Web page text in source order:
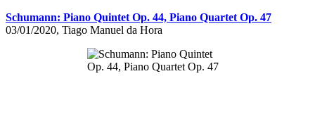
Schumann: Piano Quintet Op. 44, Piano Quartet Op. 47
03/01/2020, Tiago Manuel da Hora